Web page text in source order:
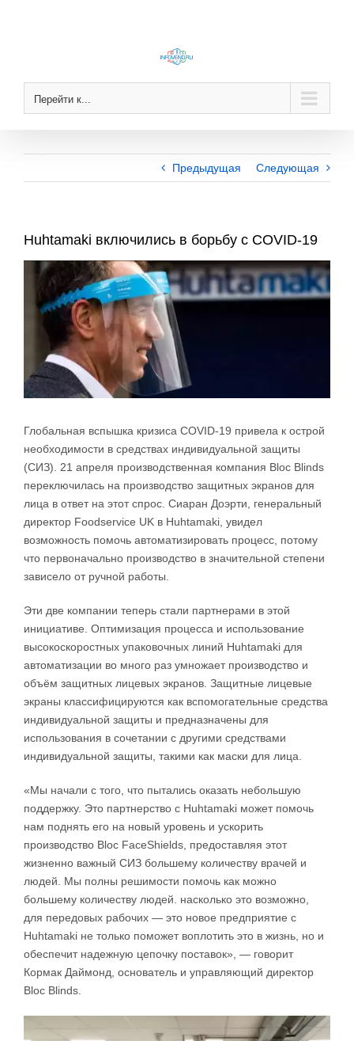
Перейти к...
Предыдущая Следующая
Huhtamaki включились в борьбу с COVID-19
View
Larger
Image
Глобальная вспышка кризиса COVID-19 привела к острой
необходимости в средствах индивидуальной защиты
(СИЗ). 21 апреля производственная компания Bloc Blinds
переключилась на производство защитных экранов для
лица в ответ на этот спрос. Сиаран Доэрти, генеральный
директор Foodservice UK в Huhtamaki, увидел
возможность помочь автоматизировать процесс, потому
что первоначально производство в значительной степени
зависело от ручной работы.
Эти две компании теперь стали партнерами в этой
инициативе. Оптимизация процесса и использование
высокоскоростных упаковочных линий Huhtamaki для
автоматизации во много раз умножает производство и
объём защитных лицевых экранов. Защитные лицевые
экраны классифицируются как вспомогательные средства
индивидуальной защиты и предназначены для
использования в сочетании с другими средствами
индивидуальной защиты, такими как маски для лица.
«Мы начали с того, что пытались оказать небольшую
поддержку. Это партнерство с Huhtamaki может помочь
нам поднять его на новый уровень и ускорить
производство Bloc FaceShields, предоставляя этот
жизненно важный СИЗ большему количеству врачей и
людей. Мы полны решимости помочь как можно
большему количеству людей. насколько это возможно,
для передовых рабочих — это новое предприятие с
Huhtamaki не только поможет воплотить это в жизнь, но и
обеспечит надежную цепочку поставок», — говорит
Кормак Даймонд, основатель и управляющий директор
Bloc Blinds.